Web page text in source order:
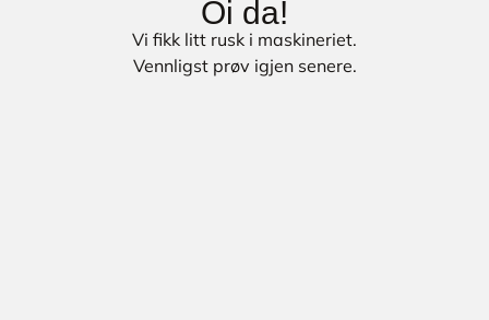
Oi da!
Vi fikk litt rusk i maskineriet.
Vennligst prøv igjen senere.